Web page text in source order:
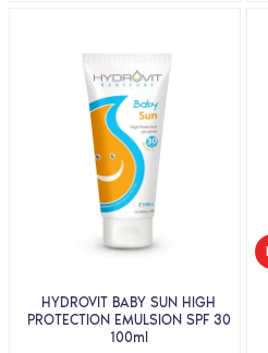
HYDROVIT BABY SUN HIGH
PROTECTION EMULSION SPF 30
100ml